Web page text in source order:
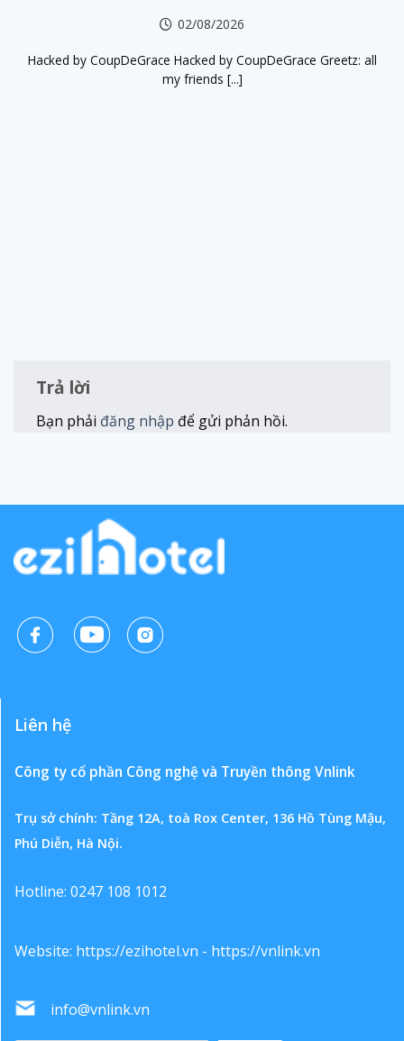
02/08/2026
Hacked by CoupDeGrace Hacked by CoupDeGrace Greetz: all
my friends [...]
Trả lời
Bạn phải đăng nhập để gửi phản hồi.
Liên hệ
Công ty cổ phần Công nghệ và Truyền thông Vnlink
Trụ sở chính: Tầng 12A, toà Rox Center, 136 Hồ Tùng Mậu,
Phú Diễn, Hà Nội.
Hotline: 0247 108 1012
Website: https://ezihotel.vn - https://vnlink.vn
info@vnlink.vn